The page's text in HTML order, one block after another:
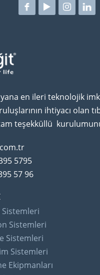
yana en ileri teknolojik
ihtiyacı olan
teşekküllü
5795
57 96
Sistemleri
Sistemleri
Sistemleri
Ekipmanları